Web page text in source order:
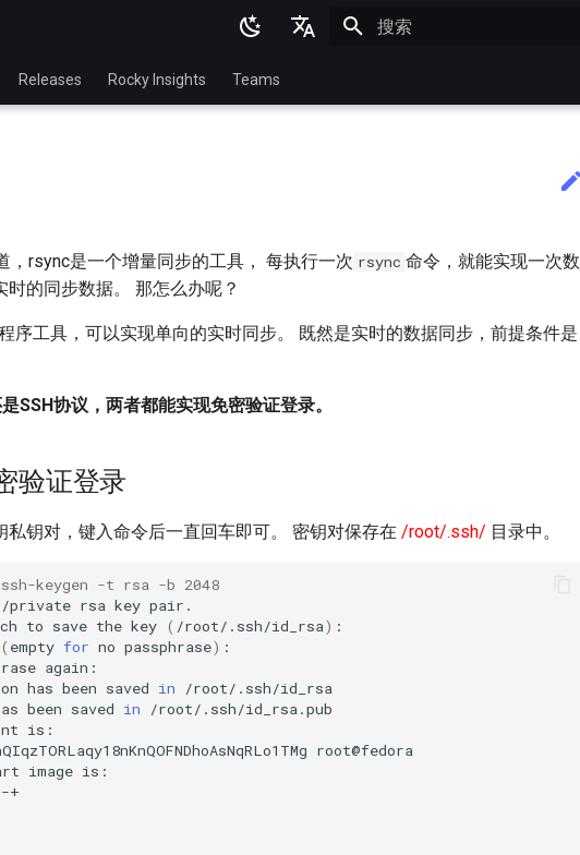
English
Italian
简体中文
Releases Rocky Insights Teams
，rsync是一个增量同步的工具， 每执行一次 rsync 命令，就能实现一次数
的同步数据。 那怎么办呢？
序工具，可以实现单向的实时同步。 既然是实时的数据同步，前提条件是
SSH协议，两者都能实现免密验证登录。
验证登录
私钥对，键入命令后一直回车即可。 密钥对保存在 /root/.ssh/ 目录中。
keygen -t rsa -b 2048
private rsa key pair.
to save the key ( /root/.ssh/id_rsa) :
( empty for no passphrase) :
again:
has been saved in
/root/.ssh/id_rsa
been saved in
/root/.ssh/id_rsa.pub
is:
root@fedora
image is: